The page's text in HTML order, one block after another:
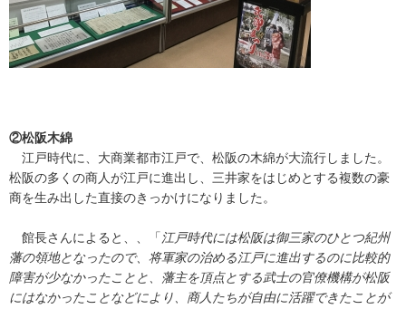
②松阪木綿
江戸時代に、大商業都市江戸で、松阪の木綿が大流行しました。
松阪の多くの商人が江戸に進出し、三井家をはじめとする複数の豪
商を生み出した直接のきっかけになりました。
館長さんによると、、「 江戸時代には松阪は御三家のひとつ紀州
藩の領地となったので、将軍家の治める江戸に進出するのに比較的
障害が少なかったことと、藩主を頂点とする武士の官僚機構が松阪
にはなかったことなどにより、商人たちが自由に活躍できたことが